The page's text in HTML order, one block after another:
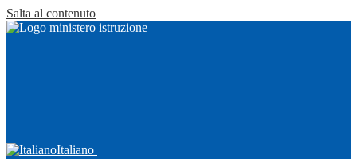
Salta al contenuto
Italiano